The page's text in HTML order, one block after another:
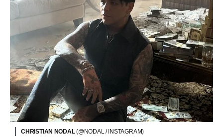
CHRISTIAN NODAL(@NODAL / INSTAGRAM)